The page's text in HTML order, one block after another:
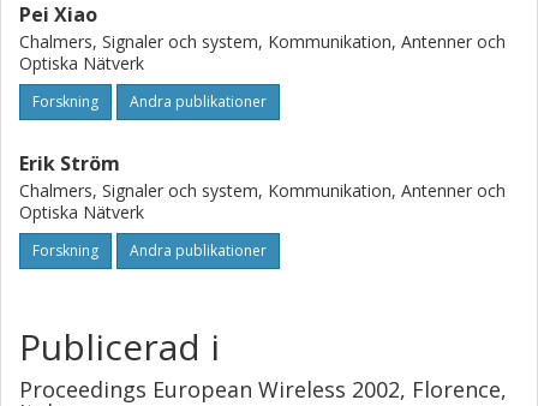
Pei Xiao
Chalmers, Signaler och system, Kommunikation, Antenner och
Optiska Nätverk
Forskning Andra publikationer
Erik Ström
Chalmers, Signaler och system, Kommunikation, Antenner och
Optiska Nätverk
Forskning Andra publikationer
Publicerad i
Proceedings European Wireless 2002, Florence,